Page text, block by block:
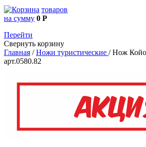
товаров
на сумму 0 Р
Перейти
Свернуть корзину
Главная /Ножи туристические /Нож
арт.0580.82